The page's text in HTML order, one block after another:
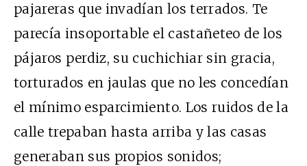
pajareras que invadían los terrados. Te
parecía insoportable el castañeteo de los
pájaros perdiz, su cuchichiar sin gracia,
torturados en jaulas que no les concedían
el mínimo esparcimiento. Los ruidos de la
calle trepaban hasta arriba y las casas
generaban sus propios sonidos;